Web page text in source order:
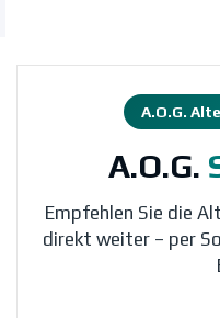
A.O.G.
A.O.G.
Empfehlen Sie die
direkt weiter – per